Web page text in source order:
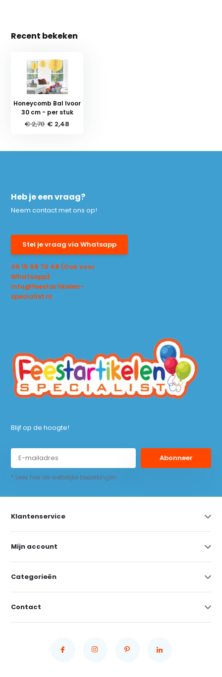
Recent bekeken
Honeycomb Bal Ivoor
30 cm - per stuk
€ 2,70 € 2,48
Heb je een vraag?
Neem contact met ons op!
Stel je vraag via Whatsapp
06 15 68 70 48 (Ook voor
Whatsapp)
info@feestartikelen-
specialist.nl
Blijf op de hoogte!
Abonneer
* Lees hier de wettelijke beperkingen
Klantenservice
Mijn account
Categorieën
Contact